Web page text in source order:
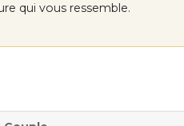
qui vous ressemble.